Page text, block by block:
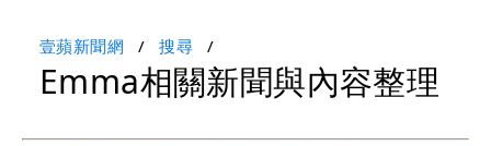
壹蘋新聞網 搜尋
Emma相關新聞與內容整理